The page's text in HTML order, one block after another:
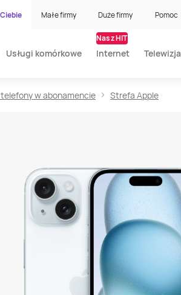
Małe firmy Duże firmy Pomoc
Usługi komórkowe Internet
Nasz HIT
Telewizja
w abonamencie Strefa Apple